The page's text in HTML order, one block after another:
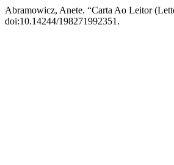
Abramowicz, Anete. “Carta Ao Leitor
doi:10.14244/198271992351.